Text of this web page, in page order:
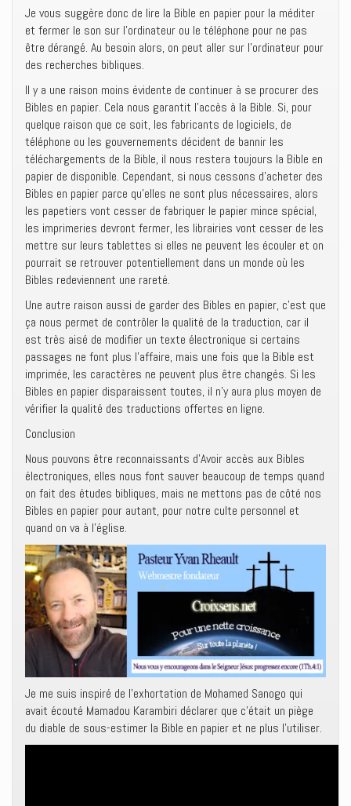
Je vous suggère donc de lire la Bible en papier pour la méditer
et fermer le son sur l’ordinateur ou le téléphone pour ne pas
être dérangé. Au besoin alors, on peut aller sur l’ordinateur pour
des recherches bibliques.
Il y a une raison moins évidente de continuer à se procurer des
Bibles en papier. Cela nous garantit l’accès à la Bible. Si, pour
quelque raison que ce soit, les fabricants de logiciels, de
téléphone ou les gouvernements décident de bannir les
téléchargements de la Bible, il nous restera toujours la Bible en
papier de disponible. Cependant, si nous cessons d’acheter des
Bibles en papier parce qu’elles ne sont plus nécessaires, alors
les papetiers vont cesser de fabriquer le papier mince spécial,
les imprimeries devront fermer, les librairies vont cesser de les
mettre sur leurs tablettes si elles ne peuvent les écouler et on
pourrait se retrouver potentiellement dans un monde où les
Bibles redeviennent une rareté.
Une autre raison aussi de garder des Bibles en papier, c’est que
ça nous permet de contrôler la qualité de la traduction, car il
est très aisé de modifier un texte électronique si certains
passages ne font plus l’affaire, mais une fois que la Bible est
imprimée, les caractères ne peuvent plus être changés. Si les
Bibles en papier disparaissent toutes, il n’y aura plus moyen de
vérifier la qualité des traductions offertes en ligne.
Conclusion
Nous pouvons être reconnaissants d’Avoir accès aux Bibles
électroniques, elles nous font sauver beaucoup de temps quand
on fait des études bibliques, mais ne mettons pas de côté nos
Bibles en papier pour autant, pour notre culte personnel et
quand on va à l’église.
Je me suis inspiré de l’exhortation de Mohamed Sanogo qui
avait écouté Mamadou Karambiri déclarer que c’était un piège
du diable de sous-estimer la Bible en papier et ne plus l’utiliser.